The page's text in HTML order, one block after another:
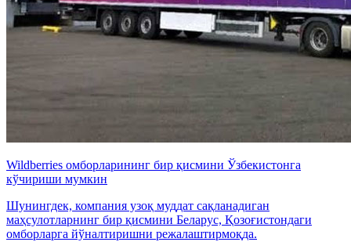
Wildberries омборларининг бир қисмини Ўзбекистонга
кўчириши мумкин
Шунингдек, компания узоқ муддат сақланадиган
маҳсулотларнинг бир қисмини Беларус, Қозоғистондаги
омборларга йўналтиришни режалаштирмоқда.